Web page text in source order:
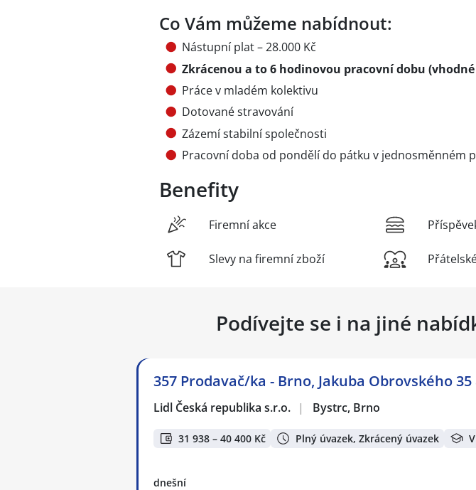
Co Vám můžeme nabídnout:
Nástupní plat – 28.000 Kč
Zkrácenou a to 6 hodinovou pracovní dobu
Práce v mladém kolektivu
Dotované stravování
Zázemí stabilní společnosti
Pracovní doba od pondělí do pátku v jednosměnném
Benefity
Firemní akce
Slevy na firemní zboží
Podívejte se i na jiné
357 Prodavač/ka - Brno, Jakuba Obrovského 35
Lidl Česká republika s.r.o. | Bystrc, Brno
31 938 – 40 400 Kč Plný úvazek, Zkrácený úvazek
dnešní